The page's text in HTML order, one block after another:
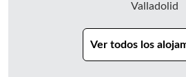
Valladolid
Ver todos los